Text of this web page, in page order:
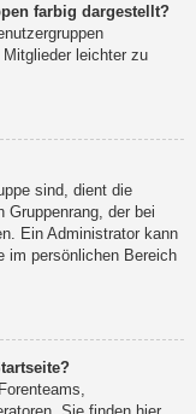
farbig dargestellt?
leichter zu
sind, dient die
Gruppenrang, der bei
Ein Administrator kann
im persönlichen Bereich